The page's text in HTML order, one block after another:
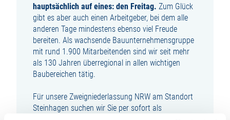
hauptsächlich auf eines: den Freitag. Zum Glück
gibt es aber auch einen Arbeitgeber, bei dem alle
anderen Tage mindestens ebenso viel Freude
bereiten. Als wachsende Bauunternehmensgruppe
mit rund 1.900 Mitarbeitenden sind wir seit mehr
als 130 Jahren überregional in allen wichtigen
Baubereichen tätig.
Für unsere Zweigniederlassung NRW am Standort
Steinhagen suchen wir Sie per sofort als